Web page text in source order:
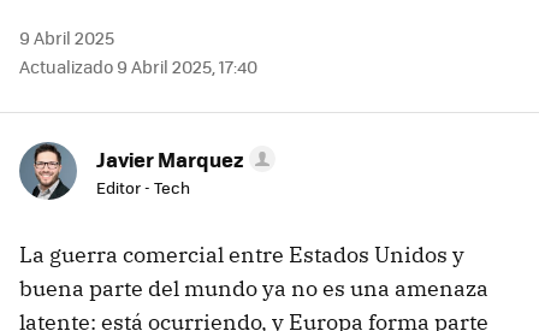
9 Abril 2025
Actualizado 9 Abril 2025, 17:40
Javier Marquez
Editor - Tech
La guerra comercial entre Estados Unidos y
buena parte del mundo ya no es una amenaza
latente: está ocurriendo, y Europa forma parte